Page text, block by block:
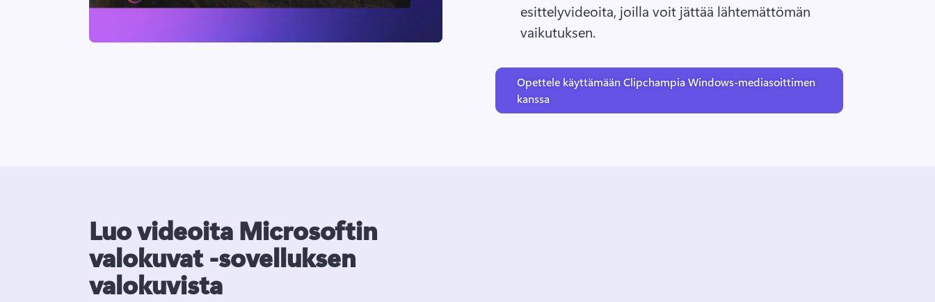
esittelyvideoita, joilla voit jättää lähtemättömän
vaikutuksen.
Opettele käyttämään Clipchampia Windows-mediasoittimen
kanssa
Luo videoita Microsoftin
valokuvat -sovelluksen
valokuvista